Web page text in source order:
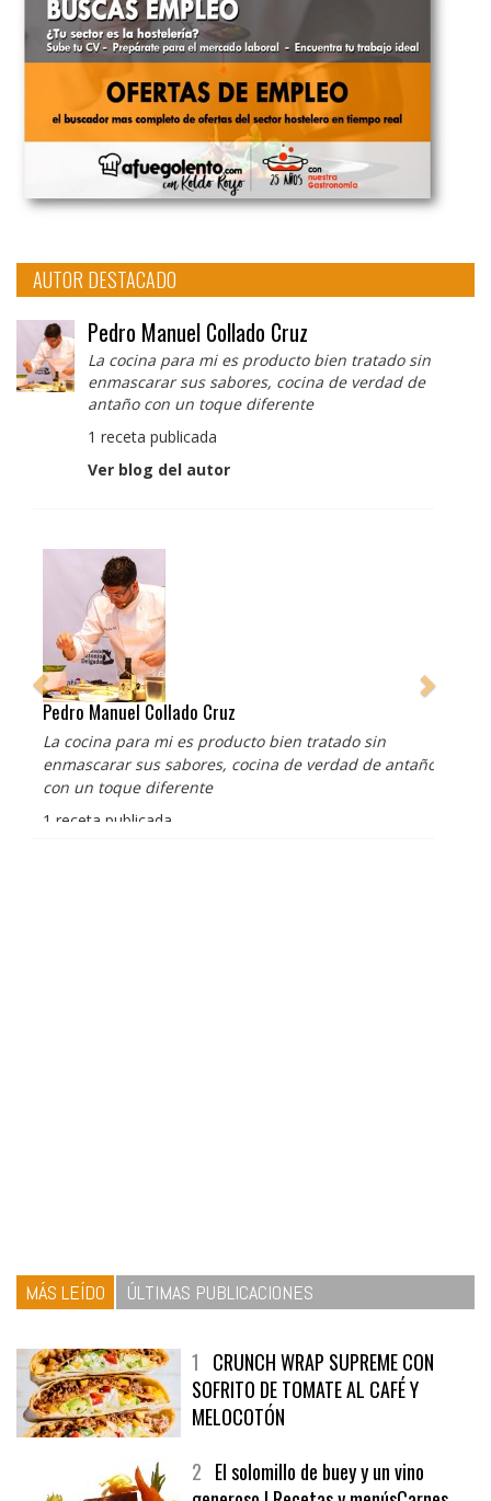
AUTOR DESTACADO
Pedro Manuel Collado Cruz
La cocina para mi es producto bien tratado sin
enmascarar sus sabores, cocina de verdad de
antaño con un toque diferente
1 receta publicada
Ver blog del autor
Pedro Manuel Collado Cruz
La cocina para mi es producto bien tratado sin
enmascarar sus sabores, cocina de verdad de antaño
con un toque diferente
1 receta publicada
1CRUNCH WRAP SUPREME CON
SOFRITO DE TOMATE AL CAFÉ Y
MELOCOTÓN